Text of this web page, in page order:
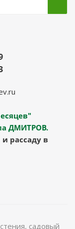
ДМИТРОВ.
в
садовый